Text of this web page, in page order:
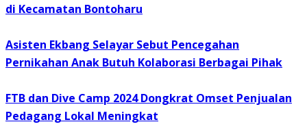
di Kecamatan Bontoharu
Asisten Ekbang Selayar Sebut Pencegahan
Pernikahan Anak Butuh Kolaborasi Berbagai Pihak
FTB dan Dive Camp 2024 Dongkrat Omset Penjualan
Pedagang Lokal Meningkat